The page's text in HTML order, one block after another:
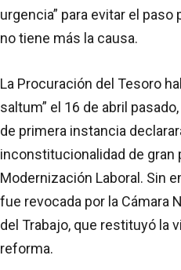
urgencia” para evitar el paso
no tiene más la causa.
La Procuración del Tesoro
saltum” el 16 de abril
de primera instancia
inconstitucionalidad de gran
Modernización Laboral. Sin
fue revocada por la Cámara
del Trabajo, que restituyó la
reforma.